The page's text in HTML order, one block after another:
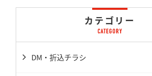
カテゴリー
DM・折込チラシ